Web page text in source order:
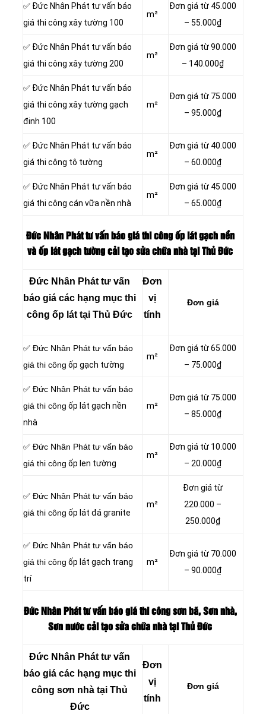
✅ Đức Nhân Phát tư vấn báo
giá thi công xây tường 100
m²
Đơn giá từ 45.000
– 55.000₫
✅ Đức Nhân Phát tư vấn báo
giá thi công xây tường 200
m²
Đơn giá từ 90.000
– 140.000₫
✅ Đức Nhân Phát tư vấn báo
giá thi công xây tường gạch
đinh 100
m²
Đơn giá từ 75.000
– 95.000₫
✅ Đức Nhân Phát tư vấn báo
giá thi công tô tường
m²
Đơn giá từ 40.000
– 60.000₫
✅ Đức Nhân Phát tư vấn báo
giá thi công cán vữa nền nhà
m²
Đơn giá từ 45.000
– 65.000₫
Đức Nhân Phát tư vấn báo giá thi công ốp lát gạch nền
và ốp lát gạch tường cải tạo sửa chữa nhà tại Thủ Đức
Đức Nhân Phát tư vấn
báo giá các hạng mục thi
công ốp lát tại Thủ Đức
Đơn
vị
tính
Đơn giá
✅ Đức Nhân Phát tư vấn báo
giá thi công ốp gạch tường
m²
Đơn giá từ 65.000
– 75.000₫
✅ Đức Nhân Phát tư vấn báo
giá thi công ốp lát gạch nền
nhà
m²
Đơn giá từ 75.000
– 85.000₫
✅ Đức Nhân Phát tư vấn báo
giá thi công ốp len tường
m²
Đơn giá từ 10.000
– 20.000₫
✅ Đức Nhân Phát tư vấn báo
giá thi công ốp lát đá granite
m²
Đơn giá từ
220.000 –
250.000₫
✅ Đức Nhân Phát tư vấn báo
giá thi công ốp lát gạch trang
trí
m²
Đơn giá từ 70.000
– 90.000₫
Đức Nhân Phát tư vấn báo giá thi công sơn bã, Sơn nhà,
Sơn nước cải tạo sửa chữa nhà tại Thủ Đức
Đức Nhân Phát tư vấn
báo giá các hạng mục thi
công sơn nhà tại Thủ
Đức
Đơn
vị
tính
Đơn giá